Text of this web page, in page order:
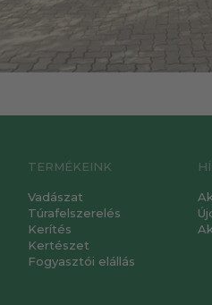
TERMÉKEINK
Vadászat
Túrafelszerelés
Kerítés
Kertészet
Fogyasztói elállás